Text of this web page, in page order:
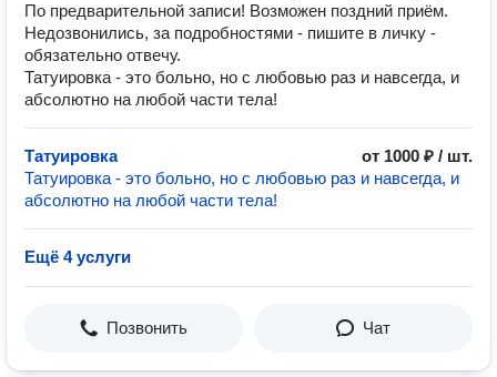
По предварительной записи! Возможен поздний приём.
Недозвонились, за подробностями - пишите в личку -
обязательно отвечу.
Татуировка - это больно, но с любовью раз и навсегда, и
абсолютно на любой части тела!
Татуировка
от 1000 ₽ / шт.
Татуировка - это больно, но с любовью раз и навсегда, и
абсолютно на любой части тела!
Ещё 4 услуги
Позвонить Чат